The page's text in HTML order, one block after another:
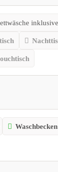
inklusive
Waschbecken